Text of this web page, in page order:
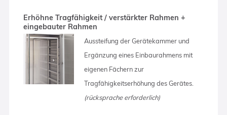
Erhöhne Tragfähigkeit / verstärkter Rahmen +
eingebauter Rahmen
Aussteifung der Gerätekammer und
Ergänzung eines Einbaurahmens mit
eigenen Fächern zur
Tragfähigkeitserhöhung des Gerätes.
(rücksprache erforderlich)